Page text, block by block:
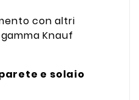
con altri
Knauf
e solaio